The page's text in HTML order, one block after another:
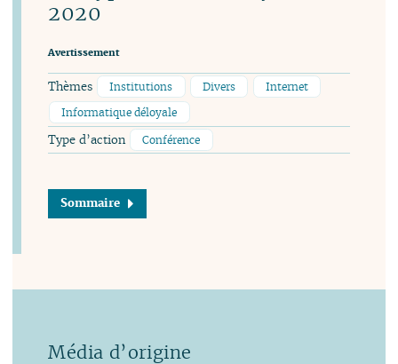
2020
Avertissement
Thèmes Institutions Divers
Internet
Informatique déloyale
Type d’action Conférence
Sommaire